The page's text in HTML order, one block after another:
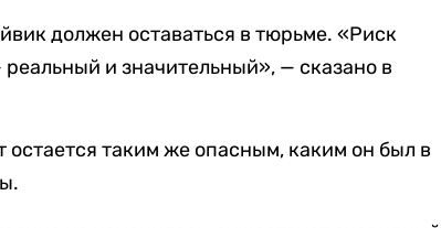
должен оставаться в тюрьме. «Риск
и значительный», — сказано в
остается таким же опасным, каким он был в